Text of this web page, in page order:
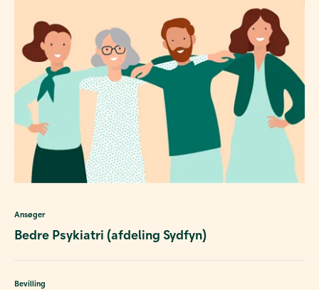
Ansøger
Bedre Psykiatri (afdeling Sydfyn)
Bevilling